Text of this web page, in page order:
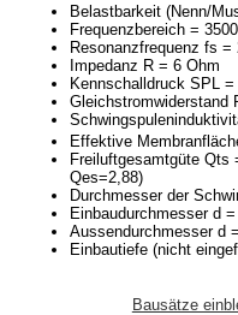
Belastbarkeit (Nenn/
Frequenzbereich =
Resonanzfrequenz fs =
Impedanz R = 6 Ohm
Kennschalldruck SPL
Gleichstromwiderstand
Effektive
Freiluftgesamtgüte Qts
Qes=2,88)
Durchmesser der
Einbaudurchmesser d
Aussendurchmesser d
Einbautiefe (nicht
Bausätze